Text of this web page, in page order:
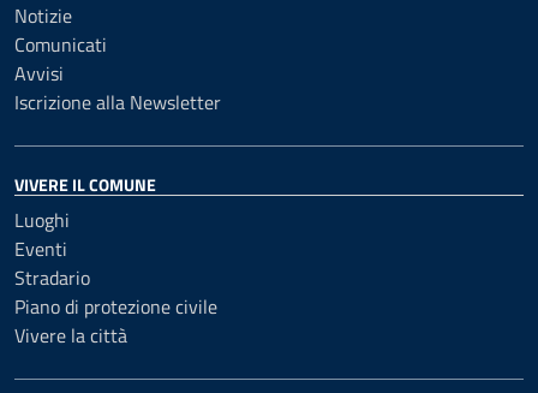
Notizie
Comunicati
Avvisi
Iscrizione alla Newsletter
VIVERE IL COMUNE
Luoghi
Eventi
Stradario
Piano di protezione civile
Vivere la città